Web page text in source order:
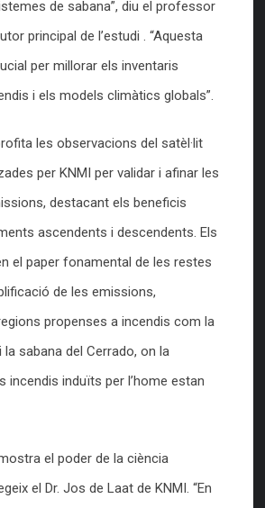
de sabana”, diu el professor
principal de l’estudi . “Aquesta
per millorar els inventaris
i els models climàtics globals”.
les observacions del satèl·lit
per KNMI per validar i afinar les
destacant els beneficis
ascendents i descendents. Els
el paper fonamental de les restes
de les emissions,
propenses a incendis com la
sabana del Cerrado, on la
incendis induïts per l’home estan
el poder de la ciència
el Dr. Jos de Laat de KNMI. “En